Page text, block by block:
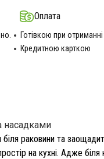
Оплата
Готівкою при отриманні
Кредитною карткою
насадками
раковини та
на кухні. Адже